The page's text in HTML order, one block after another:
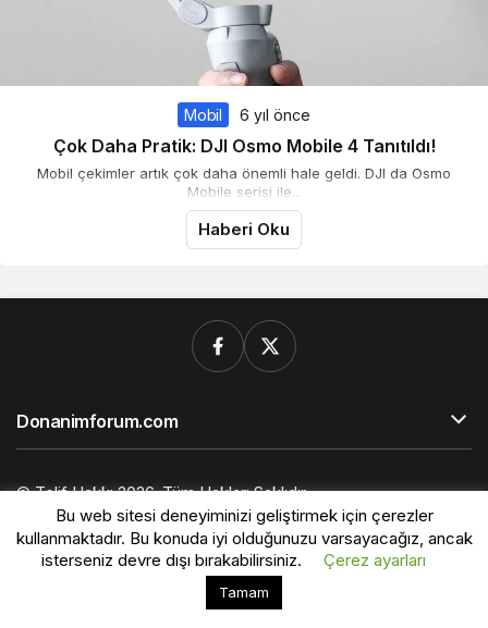
Mobil 6 yıl önce
Çok Daha Pratik: DJI Osmo Mobile 4 Tanıtıldı!
Mobil çekimler artık çok daha önemli hale geldi. DJI da Osmo
Mobile serisi ile...
Haberi Oku
Bu web sitesinde en iyi deneyimi yaşamanızı sağlamak
için çerezler kullanılmaktadır.
Donanimforum.com
© Telif Hakkı 2026, Tüm Hakları Saklıdır.
Bu web sitesi deneyiminizi geliştirmek için çerezler
kullanmaktadır. Bu konuda iyi olduğunuzu varsayacağız, ancak
isterseniz devre dışı bırakabilirsiniz.
Çerez ayarları
Tamam